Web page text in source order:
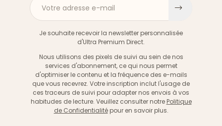
Votre adresse e-mail
Je souhaite recevoir la newsletter personnalisée
d'Ultra Premium Direct.
Nous utilisons des pixels de suivi au sein de nos
services d'abonnement, ce qui nous permet
d'optimiser le contenu et la fréquence des e-mails
que vous recevrez. Votre inscription inclut l'usage de
ces traceurs de suivi pour adapter nos envois à vos
habitudes de lecture. Veuillez consulter notre Politique
de Confidentialitépour en savoir plus.